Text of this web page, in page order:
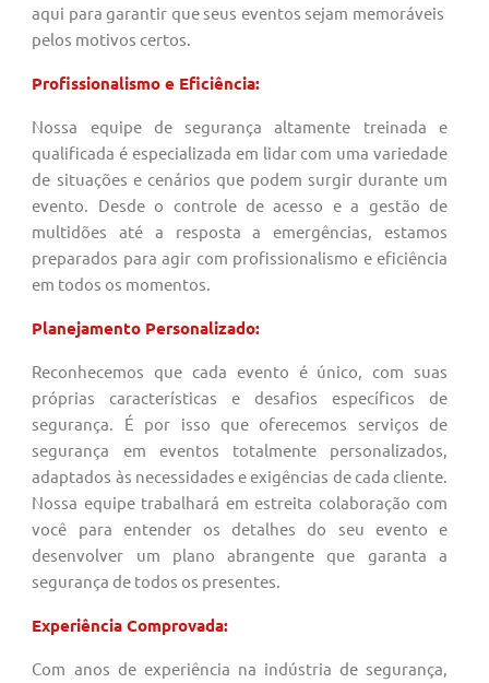
aqui para garantir que seus eventos sejam memoráveis ​​
pelos motivos certos.
Profissionalismo e Eficiência:
Nossa equipe de segurança altamente treinada e
qualificada é especializada em lidar com uma variedade
de situações e cenários que podem surgir durante um
evento. Desde o controle de acesso e a gestão de
multidões até a resposta a emergências, estamos
preparados para agir com profissionalismo e eficiência
em todos os momentos.
Planejamento Personalizado:
Reconhecemos que cada evento é único, com suas
próprias características e desafios específicos de
segurança. É por isso que oferecemos serviços de
segurança em eventos totalmente personalizados,
adaptados às necessidades e exigências de cada cliente.
Nossa equipe trabalhará em estreita colaboração com
você para entender os detalhes do seu evento e
desenvolver um plano abrangente que garanta a
segurança de todos os presentes.
Experiência Comprovada:
Com anos de experiência na indústria de segurança,